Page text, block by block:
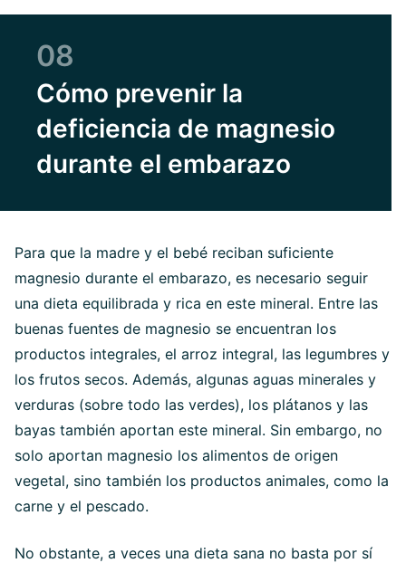
08
Cómo prevenir la
deficiencia de magnesio
durante el embarazo
Para que la madre y el bebé reciban suficiente
magnesio durante el embarazo, es necesario seguir
una dieta equilibrada y rica en este mineral. Entre las
buenas fuentes de magnesio se encuentran los
productos integrales, el arroz integral, las legumbres y
los frutos secos. Además, algunas aguas minerales y
verduras (sobre todo las verdes), los plátanos y las
bayas también aportan este mineral. Sin embargo, no
solo aportan magnesio los alimentos de origen
vegetal, sino también los productos animales, como la
carne y el pescado.
No obstante, a veces una dieta sana no basta por sí